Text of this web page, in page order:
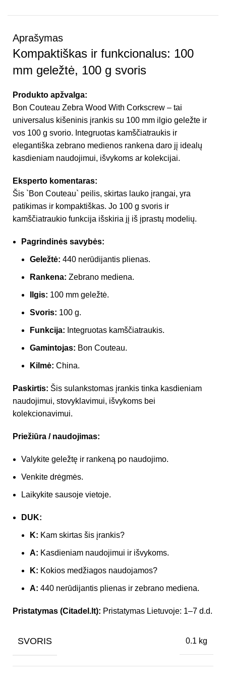
Aprašymas
Kompaktiškas ir funkcionalus: 100
mm geležtė, 100 g svoris
Produkto apžvalga:
Bon Couteau Zebra Wood With Corkscrew – tai
universalus kišeninis įrankis su 100 mm ilgio geležte ir
vos 100 g svorio. Integruotas kamščiatraukis ir
elegantiška zebrano medienos rankena daro jį idealų
kasdieniam naudojimui, išvykoms ar kolekcijai.
Eksperto komentaras:
Šis `Bon Couteau` peilis, skirtas lauko įrangai, yra
patikimas ir kompaktiškas. Jo 100 g svoris ir
kamščiatraukio funkcija išskiria jį iš įprastų modelių.
Pagrindinės savybės:
Geležtė: 440 nerūdijantis plienas.
Rankena: Zebrano mediena.
Ilgis: 100 mm geležtė.
Svoris: 100 g.
Funkcija: Integruotas kamščiatraukis.
Gamintojas: Bon Couteau.
Kilmė: China.
Paskirtis: Šis sulankstomas įrankis tinka kasdieniam
naudojimui, stovyklavimui, išvykoms bei
kolekcionavimui.
Priežiūra / naudojimas:
Valykite geležtę ir rankeną po naudojimo.
Venkite drėgmės.
Laikykite sausoje vietoje.
DUK:
K: Kam skirtas šis įrankis?
A: Kasdieniam naudojimui ir išvykoms.
K: Kokios medžiagos naudojamos?
A: 440 nerūdijantis plienas ir zebrano mediena.
Pristatymas (Citadel.lt): Pristatymas Lietuvoje: 1–7 d.d.
SVORIS 0.1 kg